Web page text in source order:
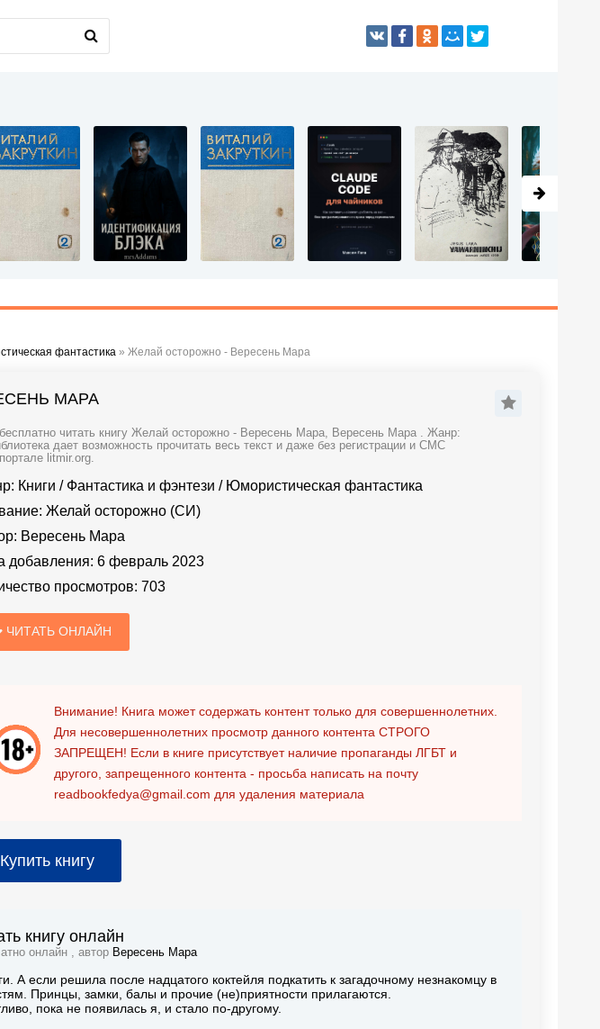
фантастика » Желай осторожно - Вересень Мара
МАРА
читать книгу Желай осторожно - Вересень Мара, Вересень Мара . Жанр:
дает возможность прочитать весь текст и даже без регистрации и СМС
litmir.org.
Книги / Фантастика и фэнтези / Юмористическая фантастика
Желай осторожно (СИ)
Вересень Мара
добавления: 6 февраль 2023
просмотров: 703
ЧИТАТЬ ОНЛАЙН
Внимание! Книга может содержать контент только для совершеннолетних.
Для несовершеннолетних просмотр данного контента СТРОГО
ЗАПРЕЩЕН! Если в книге присутствует наличие пропаганды ЛГБТ и
другого, запрещенного контента - просьба написать на почту
readbookfedya@gmail.com для удаления материала
Купить книгу
книгу онлайн
онлайн , автор Вересень Мара
А если решила после надцатого коктейля подкатить к загадочному незнакомцу в
Принцы, замки, балы и прочие (не)приятности прилагаются.
пока не появилась я, и стало по-другому.